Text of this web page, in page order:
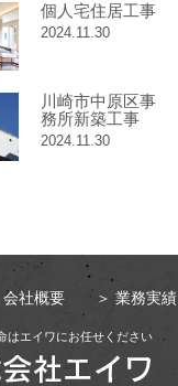
個人宅住居工事
2024.11.30
川崎市中原区事
務所新築工事
2024.11.30
会社概要 ＞ 業務実績
はエイワにお任せください